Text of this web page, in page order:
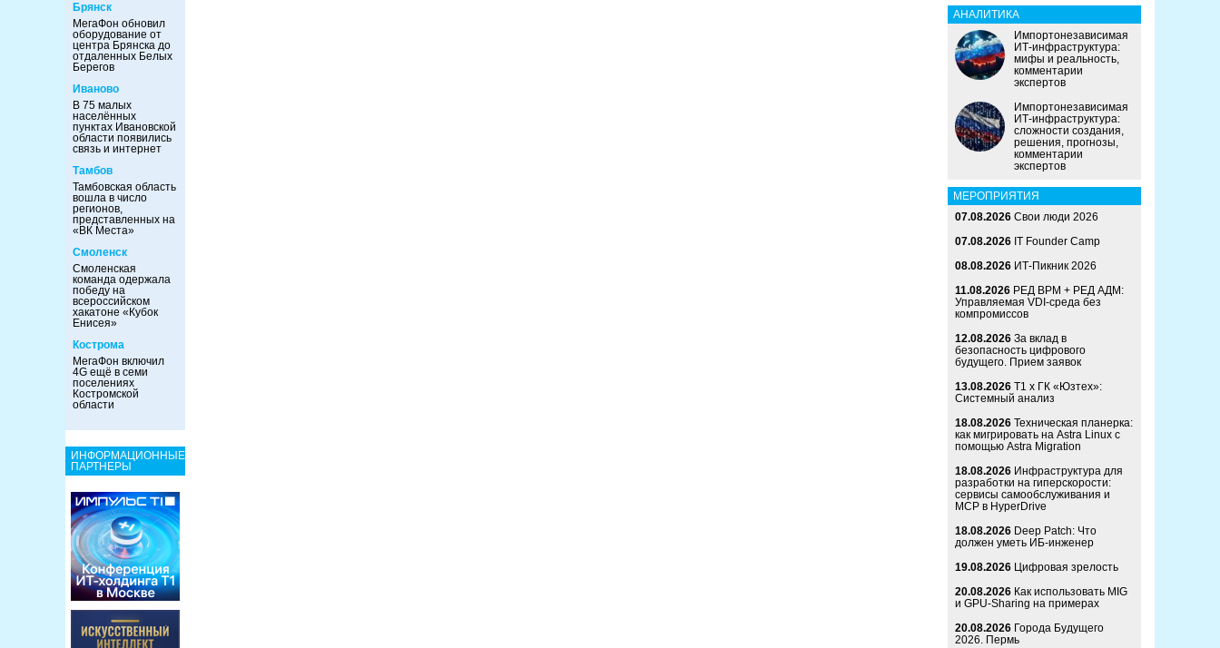
Брянск
МегаФон обновил
оборудование от
центра Брянска до
отдаленных Белых
Берегов
Иваново
В 75 малых
населённых
пунктах Ивановской
области появились
связь и интернет
Тамбов
Тамбовская область
вошла в число
регионов,
представленных на
«ВК Места»
Смоленск
Смоленская
команда одержала
победу на
всероссийском
хакатоне «Кубок
Енисея»
Кострома
МегаФон включил
4G ещё в семи
поселениях
Костромской
области
ИНФОРМАЦИОННЫЕ
ПАРТНЕРЫ
АНАЛИТИКА
Импортонезависимая
ИТ-инфраструктура:
мифы и реальность,
комментарии
экспертов
Импортонезависимая
ИТ-инфраструктура:
сложности создания,
решения, прогнозы,
комментарии
экспертов
МЕРОПРИЯТИЯ
07.08.2026 Свои люди 2026
07.08.2026 IT Founder Camp
08.08.2026 ИТ-Пикник 2026
11.08.2026 РЕД ВРМ + РЕД АДМ:
Управляемая VDI-среда без
компромиссов
12.08.2026 За вклад в
безопасность цифрового
будущего. Прием заявок
13.08.2026 Т1 x ГК «Юзтех»:
Системный анализ
18.08.2026 Техническая планерка:
как мигрировать на Astra Linux с
помощью Astra Migration
18.08.2026 Инфраструктура для
разработки на гиперскорости:
сервисы самообслуживания и
MCP в HyperDrive
18.08.2026 Deep Patch: Что
должен уметь ИБ-инженер
19.08.2026 Цифровая зрелость
20.08.2026 Как использовать MIG
и GPU-Sharing на примерах
20.08.2026 Города Будущего
2026. Пермь